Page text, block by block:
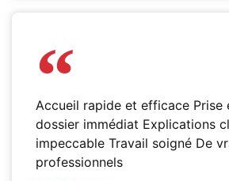
Accueil rapide et efficace Prise
dossier immédiat Explications
impeccable Travail soigné De
professionnels